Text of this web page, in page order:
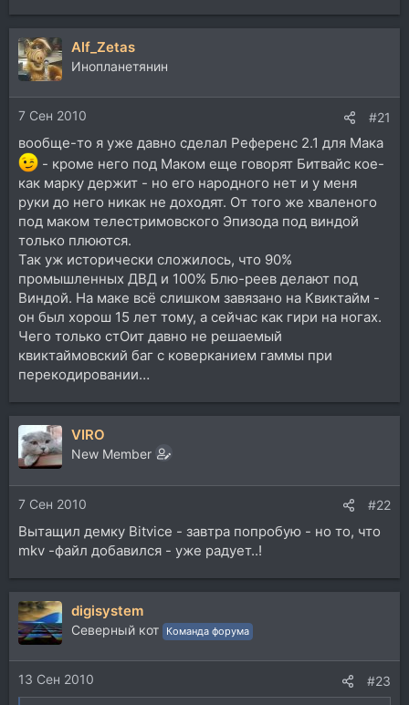
Alf_Zetas
Инопланетянин
7 Сен 2010 #21
вообще-то я уже давно сделал Референс 2.1 для Мака
- кроме него под Маком еще говорят Битвайс кое-
как марку держит - но его народного нет и у меня
руки до него никак не доходят. От того же хваленого
под маком телестримовского Эпизода под виндой
только плюются.
Так уж исторически сложилось, что 90%
промышленных ДВД и 100% Блю-реев делают под
Виндой. На маке всё слишком завязано на Квиктайм -
он был хорош 15 лет тому, а сейчас как гири на ногах.
Чего только стОит давно не решаемый
квиктаймовский баг с коверканием гаммы при
перекодировании…
VIRO
New Member
7 Сен 2010 #22
Вытащил демку Bitvice - завтра попробую - но то, что
mkv -файл добавился - уже радует..!
digisystem
Северный кот Команда форума
13 Сен 2010 #23